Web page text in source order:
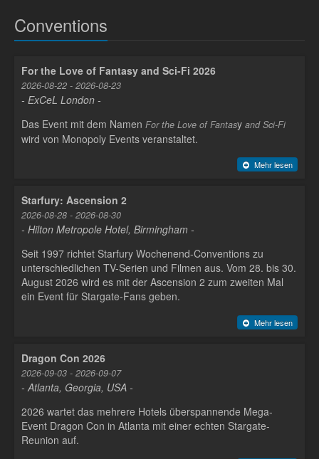
Conventions
For the Love of Fantasy and Sci-Fi 2026
2026-08-22 - 2026-08-23
- ExCeL London -
Das Event mit dem Namen For the Love of Fantasy and Sci-Fi
wird von Monopoly Events veranstaltet.
Mehr lesen
Starfury: Ascension 2
2026-08-28 - 2026-08-30
- Hilton Metropole Hotel, Birmingham -
Seit 1997 richtet Starfury Wochenend-Conventions zu
unterschiedlichen TV-Serien und Filmen aus. Vom 28. bis 30.
August 2026 wird es mit der Ascension 2 zum zweiten Mal
ein Event für Stargate-Fans geben.
Mehr lesen
Dragon Con 2026
2026-09-03 - 2026-09-07
- Atlanta, Georgia, USA -
2026 wartet das mehrere Hotels überspannende Mega-
Event Dragon Con in Atlanta mit einer echten Stargate-
Reunion auf.